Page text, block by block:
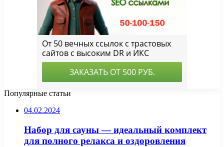
Популярные статьи
04.02.2024
Набор для сауны — идеальный комплект
для полного релакса и оздоровления